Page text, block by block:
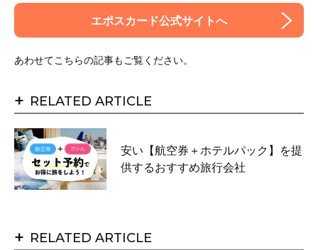
エポスカード公式サイトへ
あわせてこちらの記事もご覧ください。
+ RELATED ARTICLE
安い【航空券＋ホテルパック】を提
供するおすすめ旅行会社
+ RELATED ARTICLE